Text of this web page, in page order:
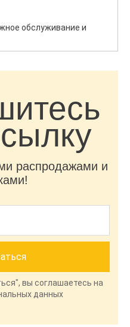
обслуживание и
распродажами и
вы соглашаетесь на
данных